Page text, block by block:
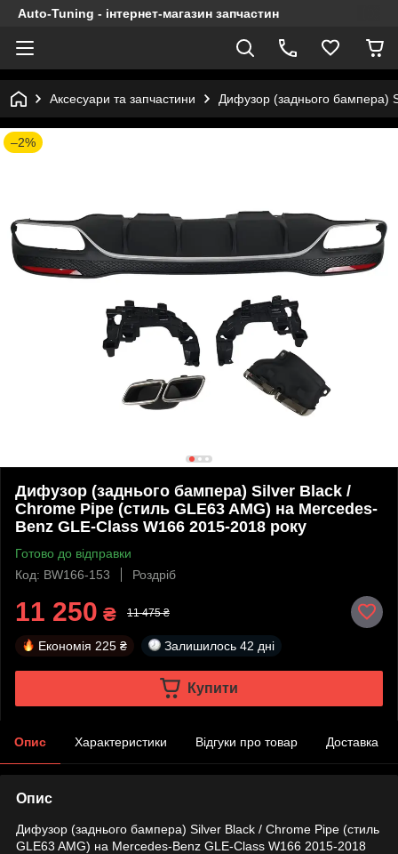
Auto-Tuning - інтернет-магазин запчастин
Аксесуари та запчастини Дифузор (заднього бампера)
–2%
Дифузор (заднього бампера) Silver Black /
Chrome Pipe (стиль GLE63 AMG) на Mercedes-
Benz GLE-Class W166 2015-2018 року
Готово до відправки
Код: BW166-153
Роздріб
11 250 ₴ 11 475 ₴
Економія 225 ₴ Залишилось 42 дні
Купити
Опис Характеристики Відгуки про товар Доставка
Опис
Дифузор (заднього бампера) Silver Black / Chrome Pipe (стиль
GLE63 AMG) на Mercedes-Benz GLE-Class W166 2015-2018